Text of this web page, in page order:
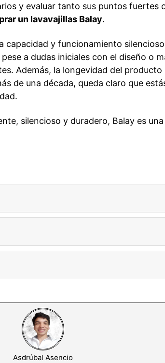
y evaluar tanto sus puntos fuertes
un lavavajillas Balay.
capacidad y funcionamiento
a dudas iniciales con el diseño o
Además, la longevidad del producto
de una década, queda claro que
silencioso y duradero, Balay es
Asdrúbal Asencio